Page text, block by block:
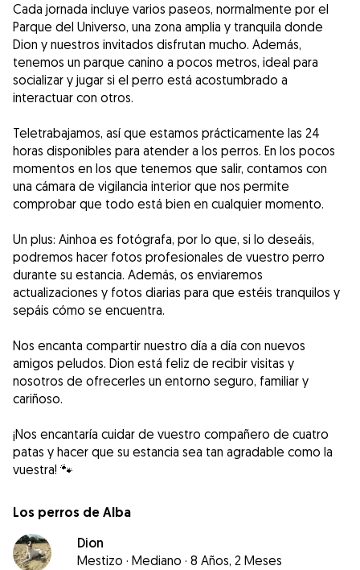
Cada jornada incluye varios paseos, normalmente por el
Parque del Universo, una zona amplia y tranquila donde
Dion y nuestros invitados disfrutan mucho. Además,
tenemos un parque canino a pocos metros, ideal para
socializar y jugar si el perro está acostumbrado a
interactuar con otros.
Teletrabajamos, así que estamos prácticamente las 24
horas disponibles para atender a los perros. En los pocos
momentos en los que tenemos que salir, contamos con
una cámara de vigilancia interior que nos permite
comprobar que todo está bien en cualquier momento.
Un plus: Ainhoa es fotógrafa, por lo que, si lo deseáis,
podremos hacer fotos profesionales de vuestro perro
durante su estancia. Además, os enviaremos
actualizaciones y fotos diarias para que estéis tranquilos y
sepáis cómo se encuentra.
Nos encanta compartir nuestro día a día con nuevos
amigos peludos. Dion está feliz de recibir visitas y
nosotros de ofrecerles un entorno seguro, familiar y
cariñoso.
¡Nos encantaría cuidar de vuestro compañero de cuatro
patas y hacer que su estancia sea tan agradable como la
vuestra! 🐾
Los perros de Alba
Dion
Mestizo · Mediano · 8 Años, 2 Meses